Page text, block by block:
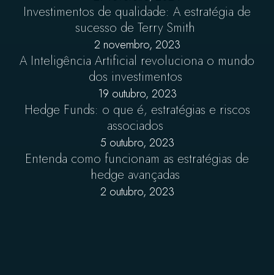
Investimentos de qualidade: A estratégia de
sucesso de Terry Smith
2 novembro, 2023
A Inteligência Artificial revoluciona o mundo
dos investimentos
19 outubro, 2023
Hedge Funds: o que é, estratégias e riscos
associados
5 outubro, 2023
Entenda como funcionam as estratégias de
hedge avançadas
2 outubro, 2023